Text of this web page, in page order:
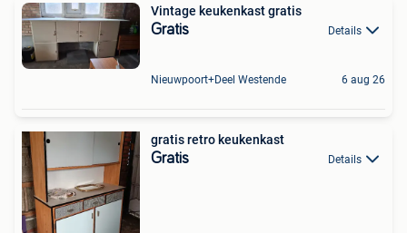
Vintage keukenkast gratis
Gratis Details
Nieuwpoort+Deel Westende 6 aug 26
gratis retro keukenkast
Gratis Details